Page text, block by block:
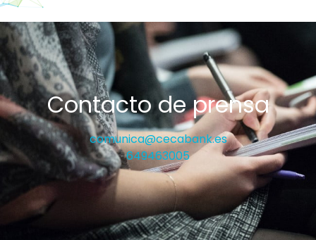
Contacto de prensa
comunica@cecabank.es
649463005